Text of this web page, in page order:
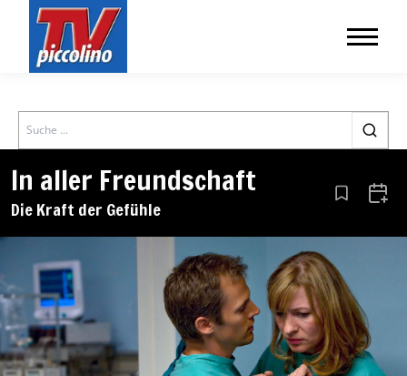
Search
In aller Freundschaft
Die Kraft der Gefühle Aus den